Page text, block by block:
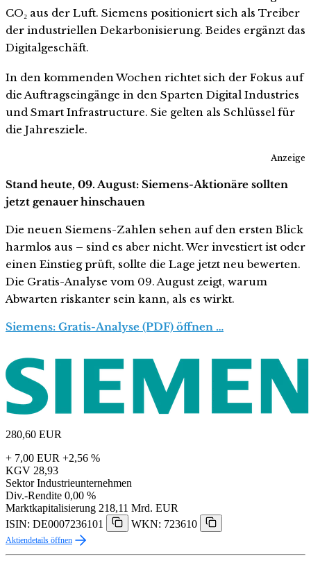
CO₂ aus der Luft. Siemens positioniert sich als Treiber
der industriellen Dekarbonisierung. Beides ergänzt das
Digitalgeschäft.
In den kommenden Wochen richtet sich der Fokus auf
die Auftragseingänge in den Sparten Digital Industries
und Smart Infrastructure. Sie gelten als Schlüssel für
die Jahresziele.
Anzeige
Stand heute, 09. August: Siemens-Aktionäre sollten
jetzt genauer hinschauen
Die neuen Siemens-Zahlen sehen auf den ersten Blick
harmlos aus – sind es aber nicht. Wer investiert ist oder
einen Einstieg prüft, sollte die Lage jetzt neu bewerten.
Die Gratis-Analyse vom 09. August zeigt, warum
Abwarten riskanter sein kann, als es wirkt.
Siemens: Gratis-Analyse (PDF) öffnen …
280,60 EUR
+ 7,00 EUR +2,56 %
KGV 28,93
Sektor Industrieunternehmen
Div.-Rendite 0,00 %
Marktkapitalisierung 218,11 Mrd. EUR
ISIN: DE0007236101
WKN: 723610
Aktiendetails öffnen